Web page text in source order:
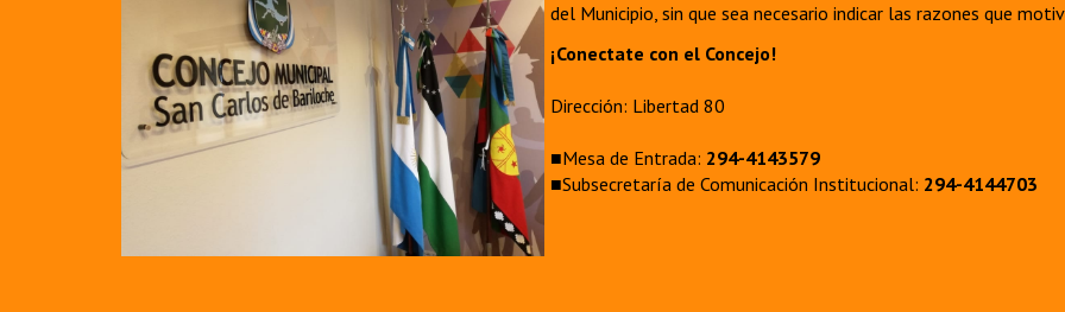
del Municipio, sin que sea necesario indicar las razones que
¡Conectate con el Concejo!
Dirección: Libertad 80
■Mesa de Entrada: 294-4143579
■Subsecretaría de Comunicación Institucional: 294-4144703